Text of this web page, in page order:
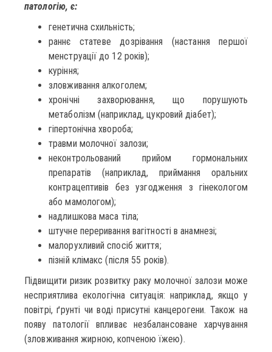
патологію, є:
генетична схильність;
раннє статеве дозрівання (настання першої
менструації до 12 років);
куріння;
зловживання алкоголем;
хронічні захворювання, що порушують
метаболізм (наприклад, цукровий діабет);
гіпертонічна хвороба;
травми молочної залози;
неконтрольований прийом гормональних
препаратів (наприклад, приймання оральних
контрацептивів без узгодження з гінекологом
або мамологом);
надлишкова маса тіла;
штучне переривання вагітності в анамнезі;
малорухливий спосіб життя;
пізній клімакс (після 55 років).
Підвищити ризик розвитку раку молочної залози може
несприятлива екологічна ситуація: наприклад, якщо у
повітрі, ґрунті чи воді присутні канцерогени. Також на
появу патології впливає незбалансоване харчування
(зловживання жирною, копченою їжею).